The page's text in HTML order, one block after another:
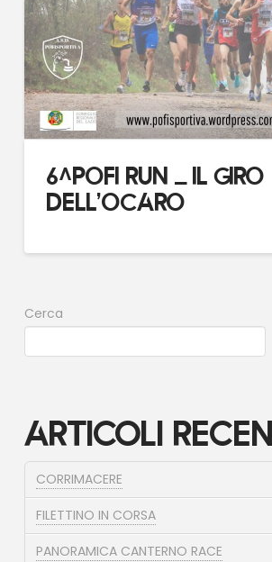
6^POFI RUN – IL GIRO
DELL’OCARO
Cerca
Articoli
CORRIMACERE
FILETTINO IN CORSA
PANORAMICA CANTERNO RACE